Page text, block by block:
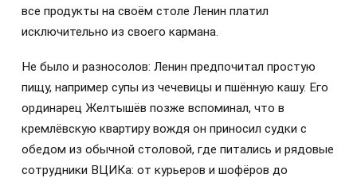
все продукты на своём столе Ленин платил
исключительно из своего кармана.
Не было и разносолов: Ленин предпочитал простую
пищу, например супы из чечевицы и пшённую кашу. Его
ординарец Желтышёв позже вспоминал, что в
кремлёвскую квартиру вождя он приносил судки с
обедом из обычной столовой, где питались и рядовые
сотрудники ВЦИКа: от курьеров и шофёров до